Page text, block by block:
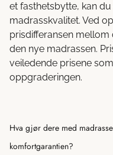
et fasthetsbytte, kan
madrasskvalitet. Ved
prisdifferansen
den nye madrassen.
veiledende prisene
oppgraderingen.
Hva gjør dere med
komfortgarantien?